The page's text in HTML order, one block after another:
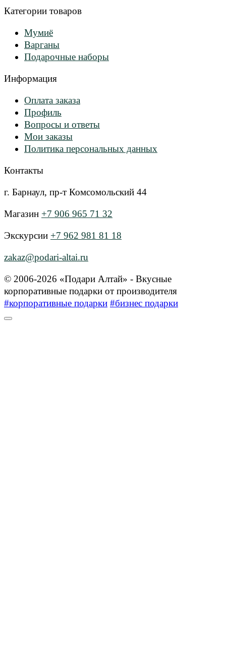
Категории товаров
Мумиё
Варганы
Подарочные наборы
Информация
Оплата заказа
Профиль
Вопросы и ответы
Мои заказы
Политика персональных данных
Контакты
г. Барнаул, пр-т Комсомольский 44
Магазин +7 906 965 71 32
Экскурсии +7 962 981 81 18
zakaz@podari-altai.ru
© 2006-2026 «Подари Алтай» - Вкусные
корпоративные подарки от производителя
#корпоративные подарки #бизнес подарки